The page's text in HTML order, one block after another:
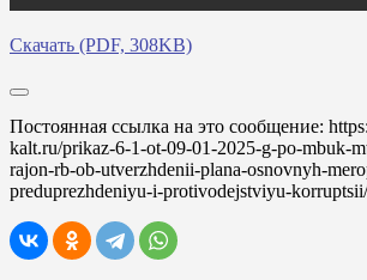
Скачать (PDF, 308KB)
Постоянная ссылка на это сообщение:
kalt.ru/prikaz-6-1-ot-09-01-2025-g-po-mbuk-
rajon-rb-ob-utverzhdenii-plana-osnovnyh-
preduprezhdeniyu-i-protivodejstviyu-korruptsii/